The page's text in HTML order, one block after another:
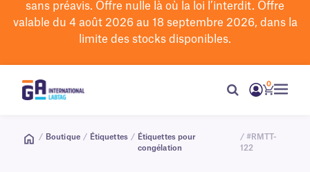
sans préavis. Offre nulle là où la loi l’interdit. Offre
valable du 4 août 2026 au 18 septembre 2026, dans la
limite des stocks disponibles.
0
/ Boutique / Étiquettes / Étiquettes pour
congélation
/ #RMTT-
122